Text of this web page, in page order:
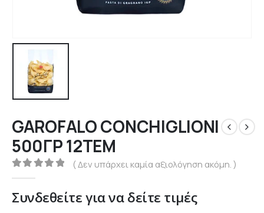
GAROFALO CONCHIGLIONI
500ΓΡ 12ΤΕΜ
0out of 5
( Δεν υπάρχει καμία αξιολόγηση ακόμη. )
Συνδεθείτε για να δείτε τιμές